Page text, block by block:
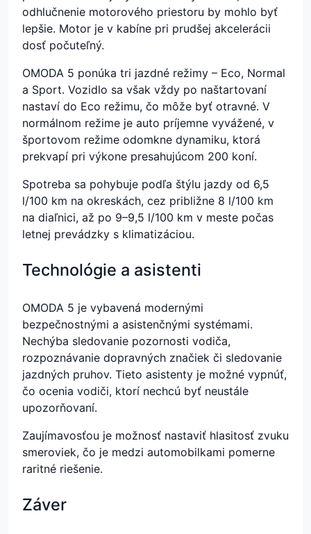
odhlučnenie motorového priestoru by mohlo byť
lepšie. Motor je v kabíne pri prudšej akcelerácii
dosť počuteľný.
OMODA 5 ponúka tri jazdné režimy – Eco, Normal
a Sport. Vozidlo sa však vždy po naštartovaní
nastaví do Eco režimu, čo môže byť otravné. V
normálnom režime je auto príjemne vyvážené, v
športovom režime odomkne dynamiku, ktorá
prekvapí pri výkone presahujúcom 200 koní.
Spotreba sa pohybuje podľa štýlu jazdy od 6,5
l/100 km na okreskách, cez približne 8 l/100 km
na diaľnici, až po 9–9,5 l/100 km v meste počas
letnej prevádzky s klimatizáciou.
Technológie a asistenti
OMODA 5 je vybavená modernými
bezpečnostnými a asistenčnými systémami.
Nechýba sledovanie pozornosti vodiča,
rozpoznávanie dopravných značiek či sledovanie
jazdných pruhov. Tieto asistenty je možné vypnúť,
čo ocenia vodiči, ktorí nechcú byť neustále
upozorňovaní.
Zaujímavosťou je možnosť nastaviť hlasitosť zvuku
smeroviek, čo je medzi automobilkami pomerne
raritné riešenie.
Záver